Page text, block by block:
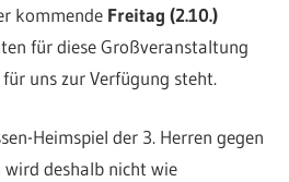
kommende Freitag (2.10.)
für diese Großveranstaltung
für uns zur Verfügung steht.
Heimspiel der 3. Herren gegen
deshalb nicht wie